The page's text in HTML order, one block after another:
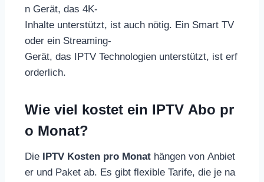
n Gerät, das 4K-
Inhalte unterstützt, ist auch nötig. Ein Smart TV
oder ein Streaming-
Gerät, das IPTV Technologien unterstützt, ist erf
orderlich.
Wie viel kostet ein IPTV Abo pr
o Monat?
Die IPTV Kosten pro Monat hängen von Anbiet
er und Paket ab. Es gibt flexible Tarife, die je na